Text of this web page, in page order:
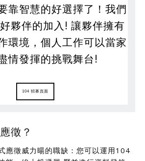
靠智慧的好選擇了！我們
夥伴的加入! 讓夥伴擁有
環境，個人工作可以當家
情發揮的挑戰舞台!
104 招募頁面
徵？
應徵威力暘的職缺：您可以運用104